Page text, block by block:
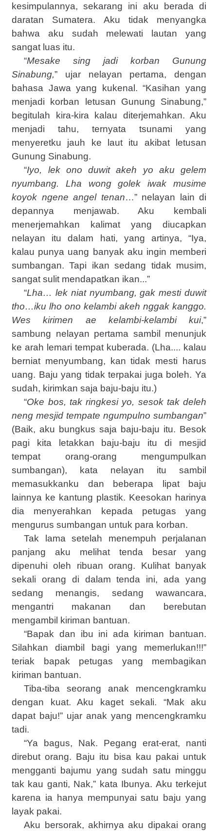
kesimpulannya, sekarang ini aku berada di
daratan Sumatera. Aku tidak menyangka
bahwa aku sudah melewati lautan yang
sangat luas itu.
“Mesake sing jadi korban Gunung
Sinabung,” ujar nelayan pertama, dengan
bahasa Jawa yang kukenal. “Kasihan yang
menjadi korban letusan Gunung Sinabung,”
begitulah kira-kira kalau diterjemahkan. Aku
menjadi tahu, ternyata tsunami yang
menyeretku jauh ke laut itu akibat letusan
Gunung Sinabung.
“Iyo, lek ono duwit akeh yo aku gelem
nyumbang. Lha wong golek iwak musime
koyok ngene angel tenan…” nelayan lain di
depannya menjawab. Aku kembali
menerjemahkan kalimat yang diucapkan
nelayan itu dalam hati, yang artinya, “Iya,
kalau punya uang banyak aku ingin memberi
sumbangan. Tapi ikan sedang tidak musim,
sangat sulit mendapatkan ikan...”
“Lha… lek niat nyumbang, gak mesti duwit
tho…iku lho ono kelambi akeh nggak kanggo.
Wes kirimen ae kelambi-kelambi kui,”
sambung nelayan pertama sambil menunjuk
ke arah lemari tempat kuberada. (Lha.... kalau
berniat menyumbang, kan tidak mesti harus
uang. Baju yang tidak terpakai juga boleh. Ya
sudah, kirimkan saja baju-baju itu.)
“Oke bos, tak ringkesi yo, sesok tak deleh
neng mesjid tempate ngumpulno sumbangan”
(Baik, aku bungkus saja baju-baju itu. Besok
pagi kita letakkan baju-baju itu di mesjid
tempat orang-orang mengumpulkan
sumbangan), kata nelayan itu sambil
memasukkanku dan beberapa lipat baju
lainnya ke kantung plastik. Keesokan harinya
dia menyerahkan kepada petugas yang
mengurus sumbangan untuk para korban.
Tak lama setelah menempuh perjalanan
panjang aku melihat tenda besar yang
dipenuhi oleh ribuan orang. Kulihat banyak
sekali orang di dalam tenda ini, ada yang
sedang menangis, sedang wawancara,
mengantri makanan dan berebutan
mengambil kiriman bantuan.
“Bapak dan ibu ini ada kiriman bantuan.
Silahkan diambil bagi yang memerlukan!!!”
teriak bapak petugas yang membagikan
kiriman bantuan.
Tiba-tiba seorang anak mencengkramku
dengan kuat. Aku kaget sekali. “Mak aku
dapat baju!” ujar anak yang mencengkramku
tadi.
“Ya bagus, Nak. Pegang erat-erat, nanti
direbut orang. Baju itu bisa kau pakai untuk
mengganti bajumu yang sudah satu minggu
tak kau ganti, Nak,” kata Ibunya. Aku terkejut
karena ia hanya mempunyai satu baju yang
layak pakai.
Aku bersorak, akhirnya aku dipakai orang